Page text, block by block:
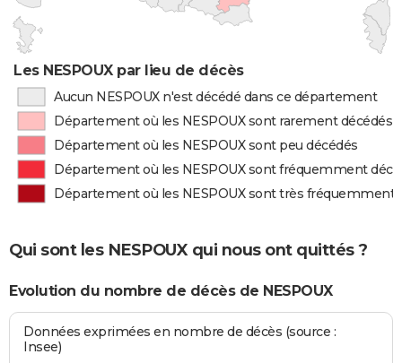
Les NESPOUX par lieu de décès
Aucun NESPOUX n'est décédé dans ce département
Département où les NESPOUX sont rarement décédés
Département où les NESPOUX sont peu décédés
Département où les NESPOUX sont fréquemment
Département où les NESPOUX sont très fréquemment
Qui sont les NESPOUX qui nous ont quittés ?
Evolution du nombre de décès de NESPOUX
Données exprimées en nombre de décès (source :
Insee)